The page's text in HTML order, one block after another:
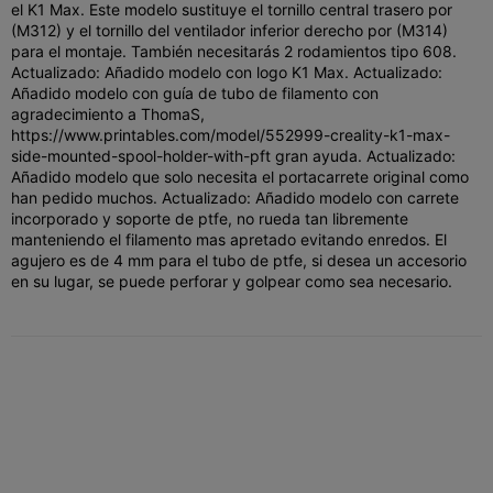
el K1 Max. Este modelo sustituye el tornillo central trasero por
(M312) y el tornillo del ventilador inferior derecho por (M314)
para el montaje. También necesitarás 2 rodamientos tipo 608.
Actualizado: Añadido modelo con logo K1 Max. Actualizado:
Añadido modelo con guía de tubo de filamento con
agradecimiento a ThomaS,
https://www.printables.com/model/552999-creality-k1-max-
side-mounted-spool-holder-with-pft gran ayuda. Actualizado:
Añadido modelo que solo necesita el portacarrete original como
han pedido muchos. Actualizado: Añadido modelo con carrete
incorporado y soporte de ptfe, no rueda tan libremente
manteniendo el filamento mas apretado evitando enredos. El
agujero es de 4 mm para el tubo de ptfe, si desea un accesorio
en su lugar, se puede perforar y golpear como sea necesario.